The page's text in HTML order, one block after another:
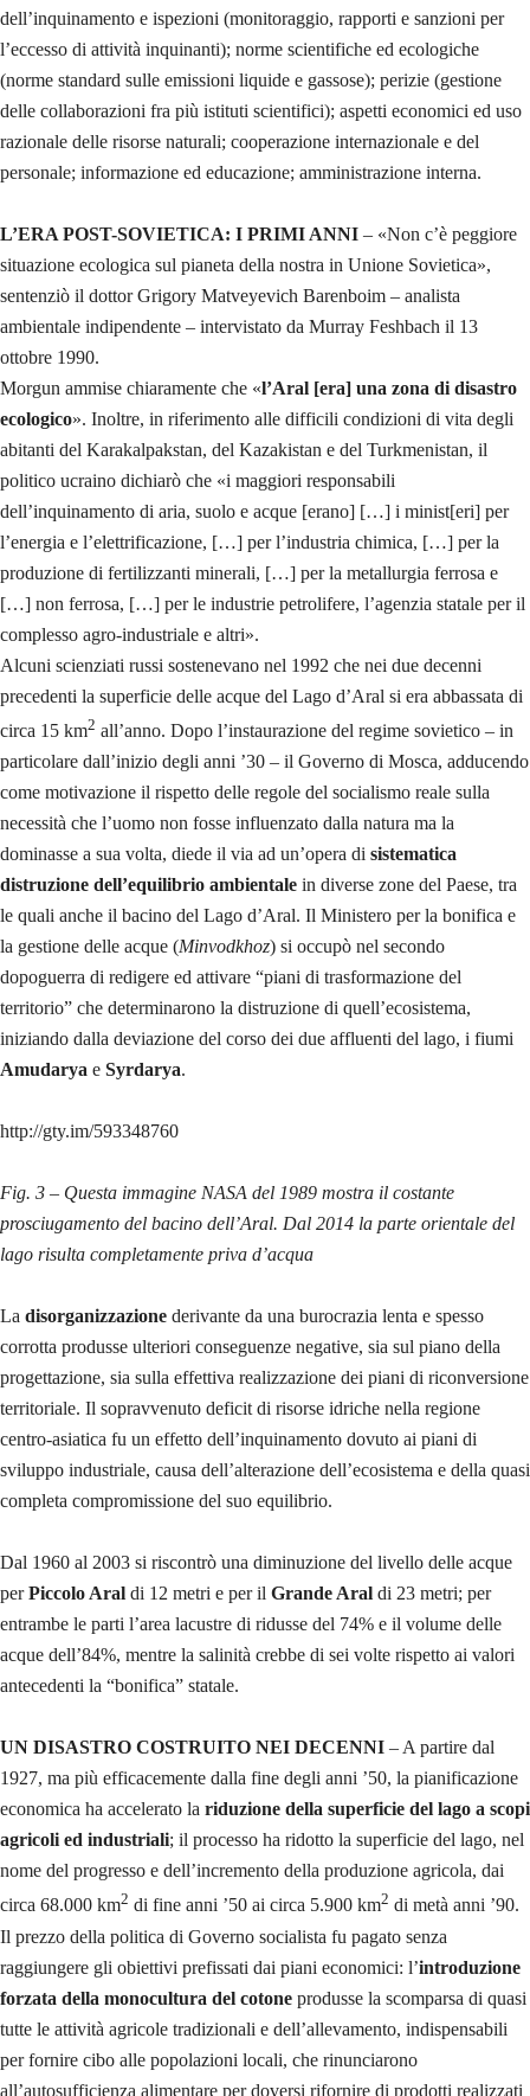
dell’inquinamento e ispezioni (monitoraggio, rapporti e sanzioni per
l’eccesso di attività inquinanti); norme scientifiche ed ecologiche
(norme standard sulle emissioni liquide e gassose); perizie (gestione
delle collaborazioni fra più istituti scientifici); aspetti economici ed uso
razionale delle risorse naturali; cooperazione internazionale e del
personale; informazione ed educazione; amministrazione interna.
L’ERA POST-SOVIETICA: I PRIMI ANNI – «Non c’è peggiore
situazione ecologica sul pianeta della nostra in Unione Sovietica»,
sentenziò il dottor Grigory Matveyevich Barenboim – analista
ambientale indipendente – intervistato da Murray Feshbach il 13
ottobre 1990.
Morgun ammise chiaramente che «l’Aral [era] una zona di disastro
ecologico». Inoltre, in riferimento alle difficili condizioni di vita degli
abitanti del Karakalpakstan, del Kazakistan e del Turkmenistan, il
politico ucraino dichiarò che «i maggiori responsabili
dell’inquinamento di aria, suolo e acque [erano] […] i minist[eri] per
l’energia e l’elettrificazione, […] per l’industria chimica, […] per la
produzione di fertilizzanti minerali, […] per la metallurgia ferrosa e
[…] non ferrosa, […] per le industrie petrolifere, l’agenzia statale per il
complesso agro-industriale e altri».
Alcuni scienziati russi sostenevano nel 1992 che nei due decenni
precedenti la superficie delle acque del Lago d’Aral si era abbassata di
circa 15 km2 all’anno. Dopo l’instaurazione del regime sovietico – in
particolare dall’inizio degli anni ’30 – il Governo di Mosca, adducendo
come motivazione il rispetto delle regole del socialismo reale sulla
necessità che l’uomo non fosse influenzato dalla natura ma la
dominasse a sua volta, diede il via ad un’opera di sistematica
distruzione dell’equilibrio ambientale in diverse zone del Paese, tra
le quali anche il bacino del Lago d’Aral. Il Ministero per la bonifica e
la gestione delle acque (Minvodkhoz) si occupò nel secondo
dopoguerra di redigere ed attivare “piani di trasformazione del
territorio” che determinarono la distruzione di quell’ecosistema,
iniziando dalla deviazione del corso dei due affluenti del lago, i fiumi
Amudarya e Syrdarya.
http://gty.im/593348760
Fig. 3 – Questa immagine NASA del 1989 mostra il costante
prosciugamento del bacino dell’Aral. Dal 2014 la parte orientale del
lago risulta completamente priva d’acqua
La disorganizzazione derivante da una burocrazia lenta e spesso
corrotta produsse ulteriori conseguenze negative, sia sul piano della
progettazione, sia sulla effettiva realizzazione dei piani di riconversione
territoriale. Il sopravvenuto deficit di risorse idriche nella regione
centro-asiatica fu un effetto dell’inquinamento dovuto ai piani di
sviluppo industriale, causa dell’alterazione dell’ecosistema e della quasi
completa compromissione del suo equilibrio.
Dal 1960 al 2003 si riscontrò una diminuzione del livello delle acque
perPiccolo Aral di 12 metri e per il Grande Aral di 23 metri; per
entrambe le parti l’area lacustre di ridusse del 74% e il volume delle
acque dell’84%, mentre la salinità crebbe di sei volte rispetto ai valori
antecedenti la “bonifica” statale.
UN DISASTRO COSTRUITO NEI DECENNI – A partire dal
1927, ma più efficacemente dalla fine degli anni ’50, la pianificazione
economica ha accelerato la riduzione della superficie del lago a scopi
agricoli ed industriali; il processo ha ridotto la superficie del lago, nel
nome del progresso e dell’incremento della produzione agricola, dai
circa 68.000 km2 di fine anni ’50 ai circa 5.900 km2 di metà anni ’90.
Il prezzo della politica di Governo socialista fu pagato senza
raggiungere gli obiettivi prefissati dai piani economici: l’introduzione
forzata della monocultura del cotone produsse la scomparsa di quasi
tutte le attività agricole tradizionali e dell’allevamento, indispensabili
per fornire cibo alle popolazioni locali, che rinunciarono
all’autosufficienza alimentare per doversi rifornire di prodotti realizzati